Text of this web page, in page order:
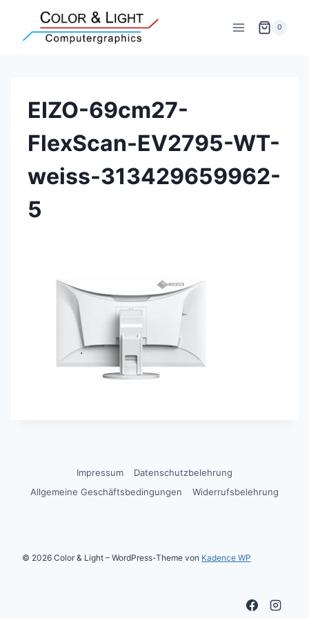
springen
0
EIZO-69cm27-
FlexScan-EV2795-WT-
weiss-313429659962-
5
Impressum
Datenschutzbelehrung
Allgemeine Geschäftsbedingungen
Widerrufsbelehrung
© 2026 Color & Light – WordPress-Theme von Kadence WP